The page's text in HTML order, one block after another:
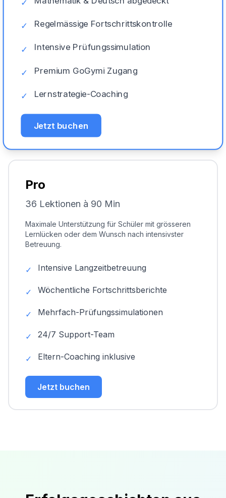
✓
✓ Regelmässige Fortschrittskontrolle
✓ Intensive Prüfungssimulation
✓ Premium GoGymi Zugang
✓ Lernstrategie-Coaching
Jetzt buchen
Pro
36 Lektionen à 90 Min
Maximale Unterstützung für Schüler mit grösseren
Lernlücken oder dem Wunsch nach intensivster
Betreuung.
✓ Intensive Langzeitbetreuung
✓ Wöchentliche Fortschrittsberichte
✓ Mehrfach-Prüfungssimulationen
✓ 24/7 Support-Team
✓ Eltern-Coaching inklusive
Jetzt buchen